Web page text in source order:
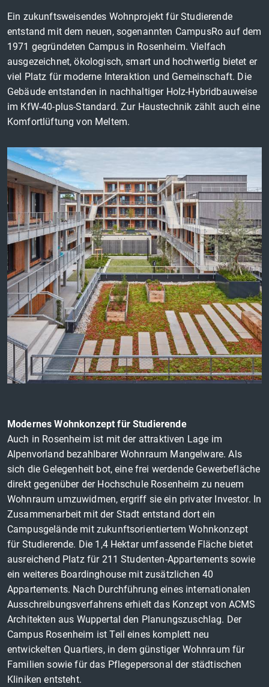
Ein zukunftsweisendes Wohnprojekt für Studierende
entstand mit dem neuen, sogenannten CampusRo auf dem
1971 gegründeten Campus in Rosenheim. Vielfach
ausgezeichnet, ökologisch, smart und hochwertig bietet er
viel Platz für moderne Interaktion und Gemeinschaft. Die
Gebäude entstanden in nachhaltiger Holz-Hybridbauweise
im KfW-40-plus-Standard. Zur Haustechnik zählt auch eine
Komfortlüftung von Meltem.
Modernes Wohnkonzept für Studierende
Auch in Rosenheim ist mit der attraktiven Lage im
Alpenvorland bezahlbarer Wohnraum Mangelware. Als
sich die Gelegenheit bot, eine frei werdende Gewerbefläche
direkt gegenüber der Hochschule Rosenheim zu neuem
Wohnraum umzuwidmen, ergriff sie ein privater Investor. In
Zusammenarbeit mit der Stadt entstand dort ein
Campusgelände mit zukunftsorientiertem Wohnkonzept
für Studierende. Die 1,4 Hektar umfassende Fläche bietet
ausreichend Platz für 211 Studenten-Appartements sowie
ein weiteres Boardinghouse mit zusätzlichen 40
Appartements. Nach Durchführung eines internationalen
Ausschreibungsverfahrens erhielt das Konzept von ACMS
Architekten aus Wuppertal den Planungszuschlag. Der
Campus Rosenheim ist Teil eines komplett neu
entwickelten Quartiers, in dem günstiger Wohnraum für
Familien sowie für das Pflegepersonal der städtischen
Kliniken entsteht.